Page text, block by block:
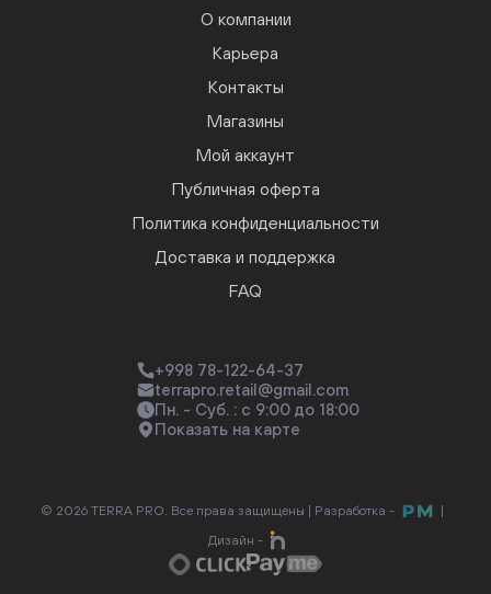
О компании
Карьера
Контакты
Магазины
Мой аккаунт
Публичная оферта
Политика конфиденциальности
Доставка и поддержка
FAQ
+998 78-122-64-37
terrapro.retail@gmail.com
Пн. - Суб. : с 9:00 до 18:00
Показать на карте
© 2026 TERRA PRO. Все права защищены | Разработка -
Дизайн -